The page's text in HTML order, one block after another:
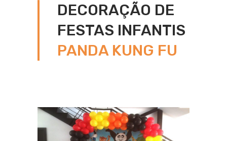
DECORAÇÃO DE
FESTAS INFANTIS
PANDA KUNG FU